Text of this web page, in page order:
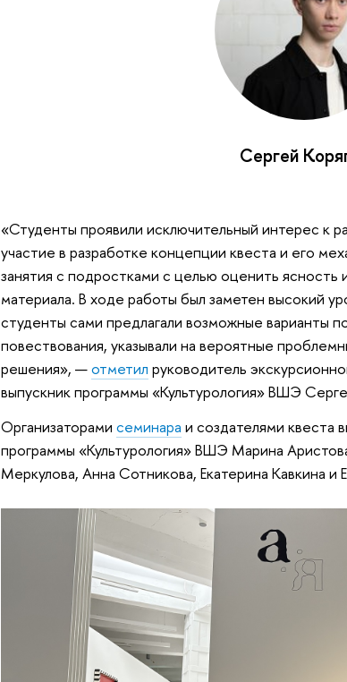
Сергей
«Студенты проявили исключительный интерес к
участие в разработке концепции квеста и его
занятия с подростками с целью оценить
материала. В ходе работы был заметен высокий
студенты сами предлагали возможные варианты
повествования, указывали на вероятные
решения», —отметил руководитель
выпускник программы «Культурология» ВШЭ
Организаторами семинара и создателями квеста
программы «Культурология» ВШЭ Марина
Меркулова, Анна Сотникова, Екатерина Кавкина и